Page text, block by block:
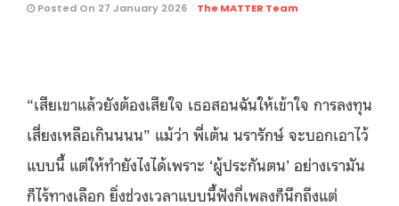
Posted On 27 January 2026 The MATTER Team
“เสียเขาแล้วยังต้องเสียใจ เธอสอนฉันให้เข้าใจ การลงทุน
เสี่ยงเหลือเกินนนน” แม้ว่า พี่เต้น นรารักษ์ จะบอกเอาไว้
แบบนี้ แต่ให้ทำยังไงได้เพราะ ‘ผู้ประกันตน’ อย่างเรามัน
ก็ไร้ทางเลือก ยิ่งช่วงเวลาแบบนี้ฟังกี่เพลงก็นึกถึงแต่